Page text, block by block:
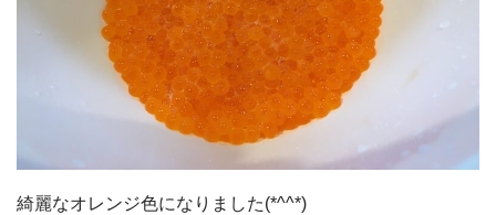
綺麗なオレンジ色になりました(*^^*)